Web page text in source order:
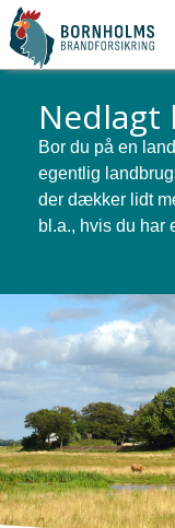
Nedlagt
Bor du på en
egentlig
der dækker lidt
bl.a., hvis du har